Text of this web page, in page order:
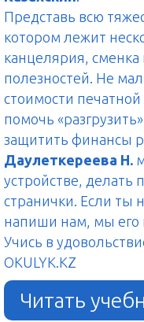
Представь всю
котором лежит
канцелярия, сменка
полезностей. Не
стоимости
помочь
защитить финансы
Даулеткереева Н.
устройстве, делать
странички. Если ты
напиши нам, мы его
Учись в
OKULYK.KZ
Читать